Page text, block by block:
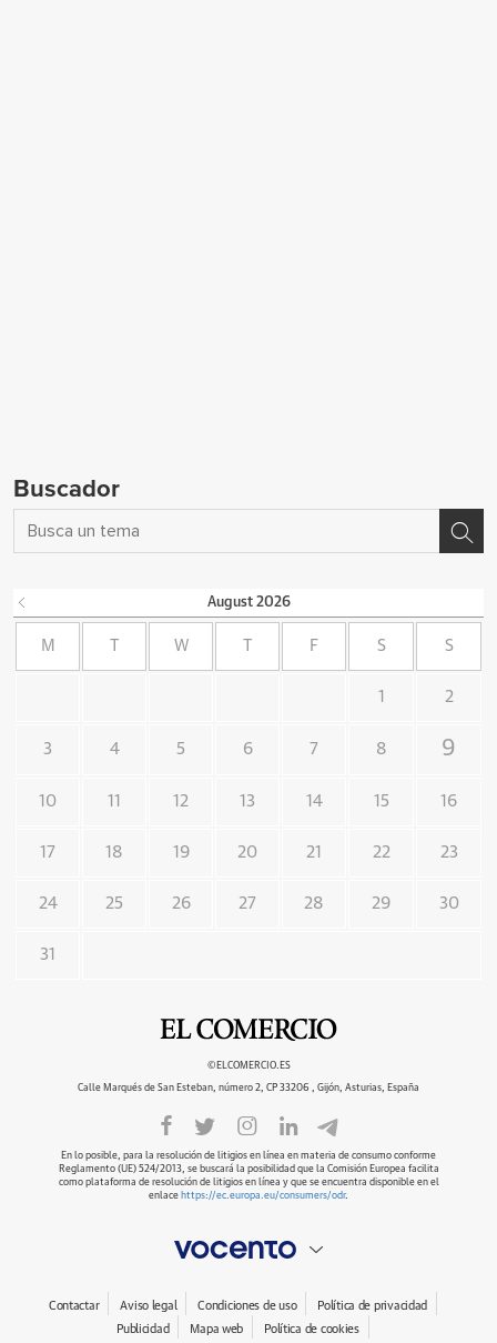
Buscador
August 2026
M W F S S
1 2
3 4 5 6 7 8 9
10 11 12 13 14 15 16
17 18 19 20 21 22 23
24 25 26 27 28 29 30
31
©ELCOMERCIO.ES
Calle Marqués de San Esteban, número 2, CP 33206 , Gijón, Asturias, España
En lo posible, para la resolución de litigios en línea en materia de consumo conforme
Reglamento (UE) 524/2013, se buscará la posibilidad que la Comisión Europea facilita
como plataforma de resolución de litigios en línea y que se encuentra disponible en el
enlace https://ec.europa.eu/consumers/odr.
Contactar Aviso legal Condiciones de uso
Política de privacidad
Publicidad
Mapa web Política de cookies